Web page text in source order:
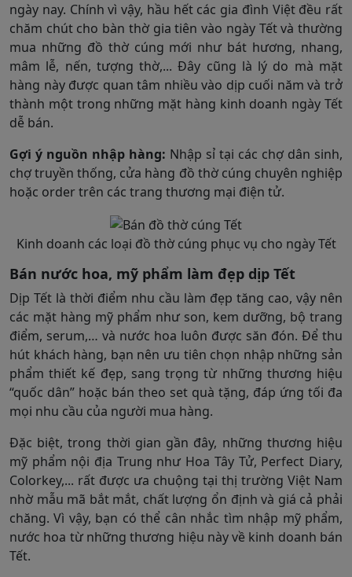
ngày nay. Chính vì vậy, hầu hết các gia đình Việt đều rất
chăm chút cho bàn thờ gia tiên vào ngày Tết và thường
mua những đồ thờ cúng mới như bát hương, nhang,
mâm lễ, nến, tượng thờ,... Đây cũng là lý do mà mặt
hàng này được quan tâm nhiều vào dịp cuối năm và trở
thành một trong những mặt hàng kinh doanh ngày Tết
dễ bán.
Gợi ý nguồn nhập hàng: Nhập sỉ tại các chợ dân sinh,
chợ truyền thống, cửa hàng đồ thờ cúng chuyên nghiệp
hoặc order trên các trang thương mại điện tử.
Kinh doanh các loại đồ thờ cúng phục vụ cho ngày Tết
Bán nước hoa, mỹ phẩm làm đẹp dịp Tết
Dịp Tết là thời điểm nhu cầu làm đẹp tăng cao, vậy nên
các mặt hàng mỹ phẩm như son, kem dưỡng, bộ trang
điểm, serum,… và nước hoa luôn được săn đón. Để thu
hút khách hàng, bạn nên ưu tiên chọn nhập những sản
phẩm thiết kế đẹp, sang trọng từ những thương hiệu
“quốc dân” hoặc bán theo set quà tặng, đáp ứng tối đa
mọi nhu cầu của người mua hàng.
Đặc biệt, trong thời gian gần đây, những thương hiệu
mỹ phẩm nội địa Trung như Hoa Tây Tử, Perfect Diary,
Colorkey,... rất được ưa chuộng tại thị trường Việt Nam
nhờ mẫu mã bắt mắt, chất lượng ổn định và giá cả phải
chăng. Vì vậy, bạn có thể cân nhắc tìm nhập mỹ phẩm,
nước hoa từ những thương hiệu này về kinh doanh bán
Tết.